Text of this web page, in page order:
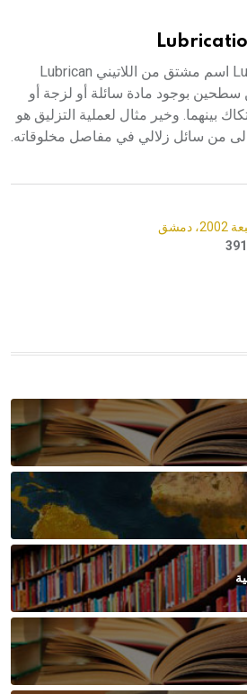
التزليق التزليق Lubrication اسم مشتق من اللاتيني Lubrican
سطحين بوجود مادة سائلة أو لزجة أو
بينهما. وخير مثال لعملية التزليق هو
من سائل زلالي في مفاصل مخلوقاته.
391